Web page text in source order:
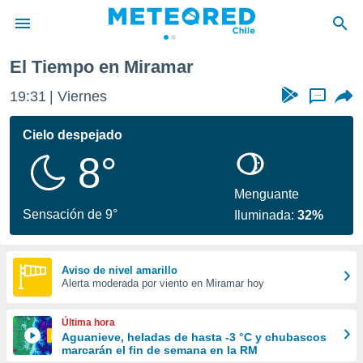
de
por
se
calidad.
a este
las
y
digital
basada
El Tiempo en Miramar
19:31 Viernes ...
Cielo despejado
8°
Sensación de 9°
Menguante
Iluminada:32%
Aviso de nivel amarillo
Alerta moderada por viento en Miramar hoy
Última hora
Aguanieve, heladas de hasta -3 °C y chubascos
marcarán el fin de semana en la RM